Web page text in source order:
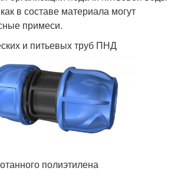
в составе материала могут
примеси.
и питьевых труб ПНД
полиэтилена